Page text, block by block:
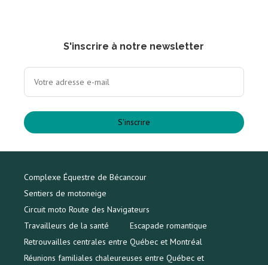
S'inscrire à notre newsletter
S'inscrire
Complexe Équestre de Bécancour
Sentiers de motoneige
Circuit moto Route des Navigateurs
Travailleurs de la santé
Escapade romantique
Retrouvailles centrales entre Québec et Montréal
Réunions familiales chaleureuses entre Québec et